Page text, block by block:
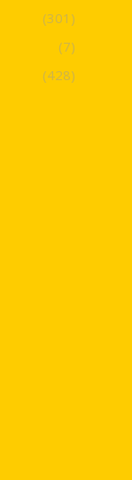
(301)
(7)
(428)